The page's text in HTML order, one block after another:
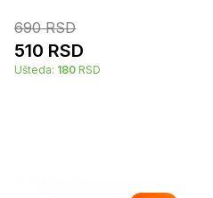
690RSD
510 RSD
Ušteda: 180 RSD